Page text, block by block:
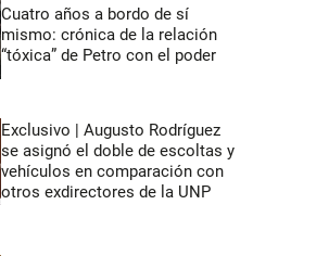
Cuatro años a bordo de sí
mismo: crónica de la relación
“tóxica” de Petro con el poder
Exclusivo | Augusto Rodríguez
se asignó el doble de escoltas y
vehículos en comparación con
otros exdirectores de la UNP